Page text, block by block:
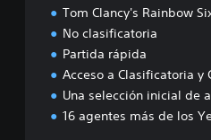
Tom Clancy's Rainbow
No clasificatoria
Partida rápida
Acceso a Clasificatoria y
Una selección inicial de
16 agentes más de los